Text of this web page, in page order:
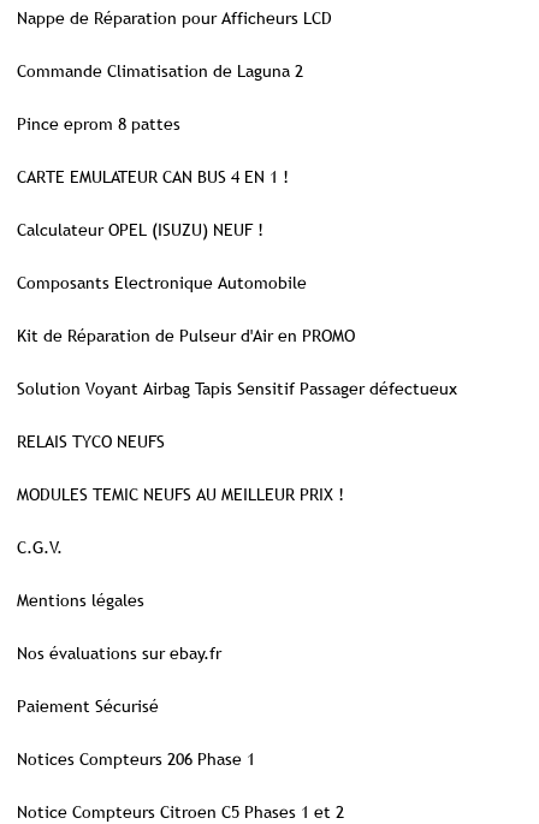
Nappe de Réparation pour Afficheurs LCD
Commande Climatisation de Laguna 2
Pince eprom 8 pattes
CARTE EMULATEUR CAN BUS 4 EN 1 !
Calculateur OPEL (ISUZU) NEUF !
Composants Electronique Automobile
Kit de Réparation de Pulseur d'Air en PROMO
Solution Voyant Airbag Tapis Sensitif Passager défectueux
RELAIS TYCO NEUFS
MODULES TEMIC NEUFS AU MEILLEUR PRIX !
C.G.V.
Mentions légales
Nos évaluations sur ebay.fr
Paiement Sécurisé
Notices Compteurs 206 Phase 1
Notice Compteurs Citroen C5 Phases 1 et 2